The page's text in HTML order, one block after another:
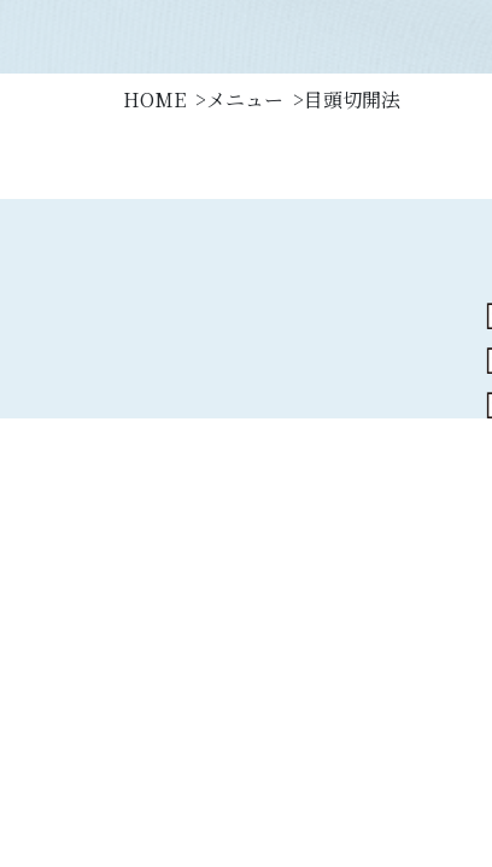
HOME メニュー 目頭切開法